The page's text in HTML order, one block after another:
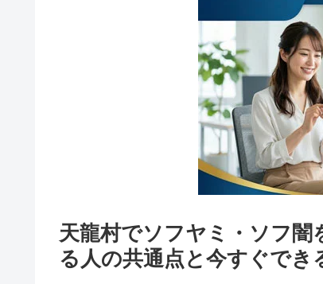
天龍村でソフヤミ・ソフ
る人の共通点と今すぐでき